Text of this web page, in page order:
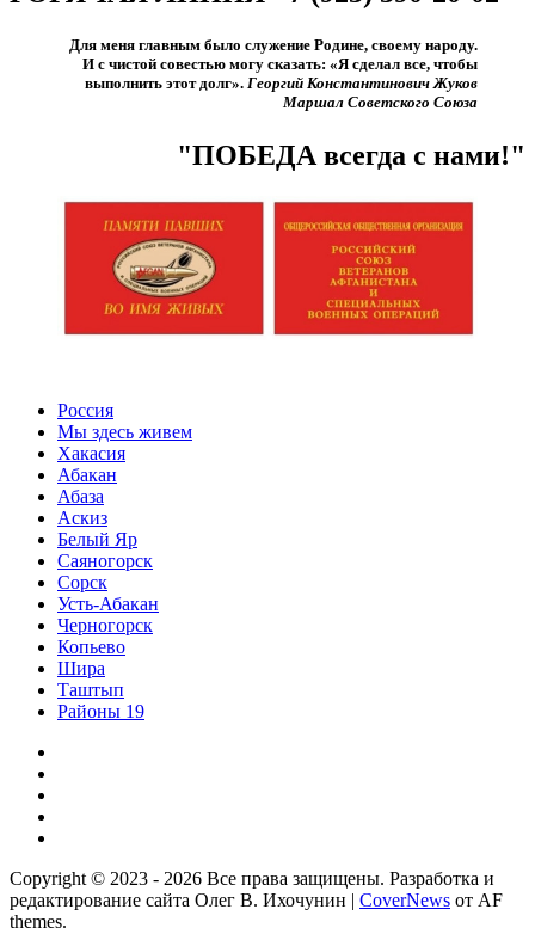
Для меня главным было служение Родине, своему народу.
И с чистой совестью могу сказать: «Я сделал все, чтобы
выполнить этот долг».​ Георгий Константинович Жуков
Маршал Советского Союза
"ПОБЕДА всегда с нами!"
Россия
Мы здесь живем
Хакасия
Абакан
Абаза
Аскиз
Белый Яр
Саяногорск
Сорск
Усть-Абакан
Черногорск
Копьево
Шира
Таштып
Районы 19
Copyright © 2023 - 2026 Все права защищены. Разработка и
редактирование сайта Олег В. Ихочунин | CoverNews от AF
themes.